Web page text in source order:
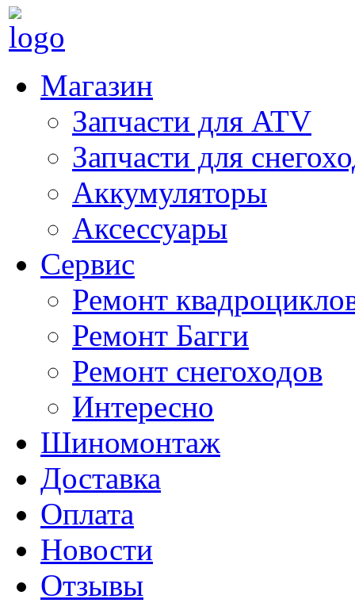
Магазин
Запчасти для ATV
Запчасти для
Аккумуляторы
Аксессуары
Сервис
Ремонт
Ремонт Багги
Ремонт снегоходов
Интересно
Шиномонтаж
Доставка
Оплата
Новости
Отзывы